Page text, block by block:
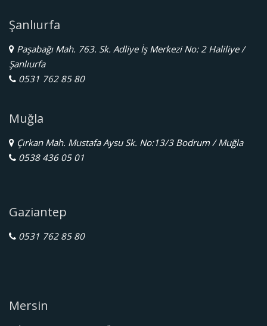
Şanlıurfa
Paşabağı Mah. 763. Sk. Adliye İş Merkezi No: 2 Haliliye /
Şanlıurfa
0531 762 85 80
Muğla
Çırkan Mah. Mustafa Aysu Sk. No:13/3 Bodrum / Muğla
0538 436 05 01
Gaziantep
0531 762 85 80
Mersin